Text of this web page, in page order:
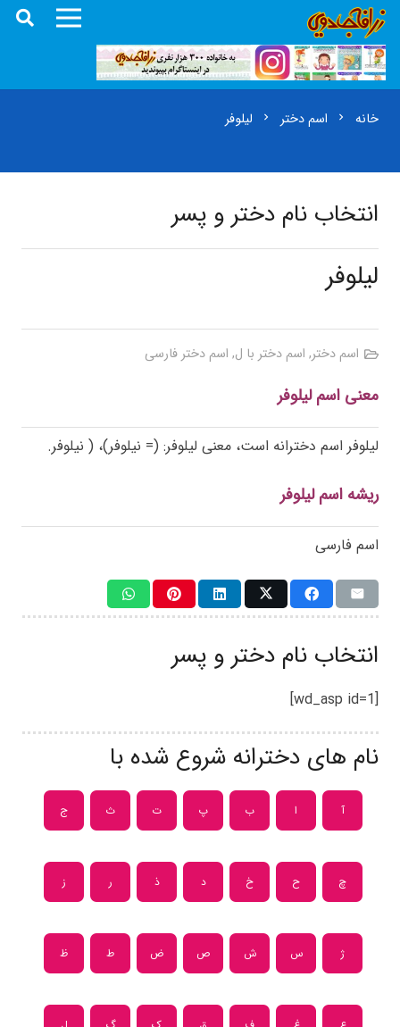
خانه chevron_right اسم دختر chevron_right لیلوفر
انتخاب نام دختر و پسر
لیلوفر
اسم دختر, اسم دختر با ل, اسم دختر فارسی
معنی اسم لیلوفر
لیلوفر اسم دخترانه است، معنی لیلوفر: (= نیلوفر)، ( نیلوفر.
ریشه اسم لیلوفر
اسم فارسی
انتخاب نام دختر و پسر
[wd_asp id=1]
نام های دخترانه شروع شده با
آ ا ب پ ت ث ج
چ ح خ د ذ ر ز
ژ س ش ص ض ط ظ